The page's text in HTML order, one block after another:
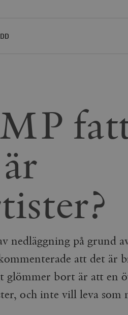
nedläggning på grund
att det är
glömmer bort är att en
och inte vill leva som